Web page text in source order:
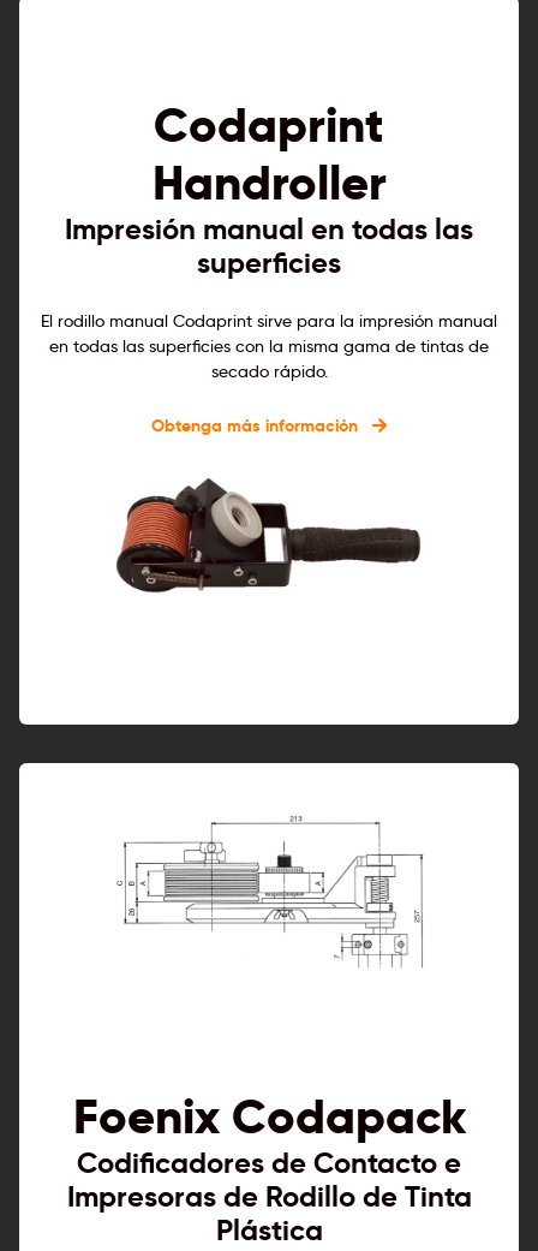
Codaprint
Handroller
Impresión manual en todas las
superficies
El rodillo manual Codaprint sirve para la impresión manual
en todas las superficies con la misma gama de tintas de
secado rápido.
Obtenga más información
Foenix Codapack
Codificadores de Contacto e
Impresoras de Rodillo de Tinta
Plástica